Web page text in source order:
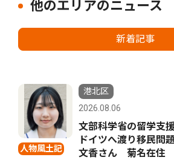
他のエリアのニュース
新着記事
人物風土記
港北区
2026.08.06
文部科学省の留学支
ドイツへ渡り移民
文香さん 菊名在住